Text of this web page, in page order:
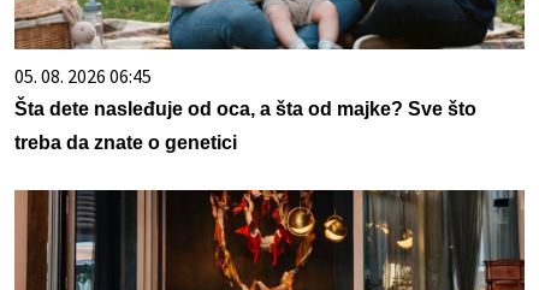
05. 08. 2026 06:45
Šta dete nasleđuje od oca, a šta od majke? Sve što
treba da znate o genetici